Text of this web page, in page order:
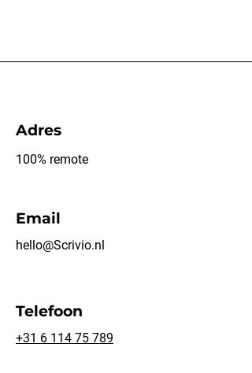
Adres
100% remote
Email
hello@Scrivio.nl
Telefoon
+31 6 114 75 789